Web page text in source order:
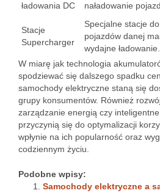
ładowania DC
naładowanie
Stacje
Supercharger
Specjalne stacje
pojazdów danej
wydajne ładowanie.
W miarę jak technologia
spodziewać się dalszego spadku
samochody elektryczne staną się
grupy konsumentów. Również
zarządzanie energią czy
przyczynią się do optymalizacji
wpłynie na ich popularność oraz
codziennym życiu.
Podobne wpisy:
Samochody elektryczne a